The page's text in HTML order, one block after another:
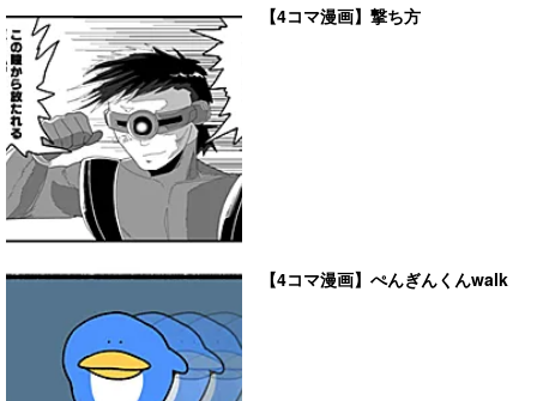
【4コマ漫画】撃ち方
【4コマ漫画】ぺんぎんくんwalk